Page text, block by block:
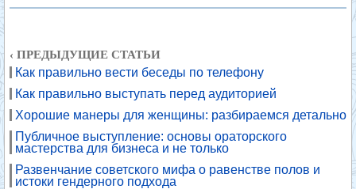
‹ ПРЕДЫДУЩИЕ СТАТЬИ
Как правильно вести беседы по телефону
Как правильно выступать перед аудиторией
Хорошие манеры для женщины: разбираемся детально
Публичное выступление: основы ораторского
мастерства для бизнеса и не только
Развенчание советского мифа о равенстве полов и
истоки гендерного подхода